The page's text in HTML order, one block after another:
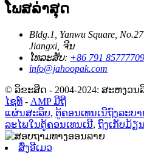
ໂພສລ່າສຸດ
Bldg.1, Yanwu Square,
Jiangxi, ຈີນ
ໂທລະສັບ: +86 791 85777709
info@jahoopak.com
© ລິຂະສິດ - 2004-2024: ສະຫງວ
ໄຊທ໌ - AMP ມືຖື
ແຜ່ນສະລິບ, ຕູ້ຄອນເທນເນີຖົງລະບ
ລະໄພໃນຕູ້ຄອນເທນເນີ, ຖົງເກັບມ້ຽນ
ສົ່ງອີເມວ